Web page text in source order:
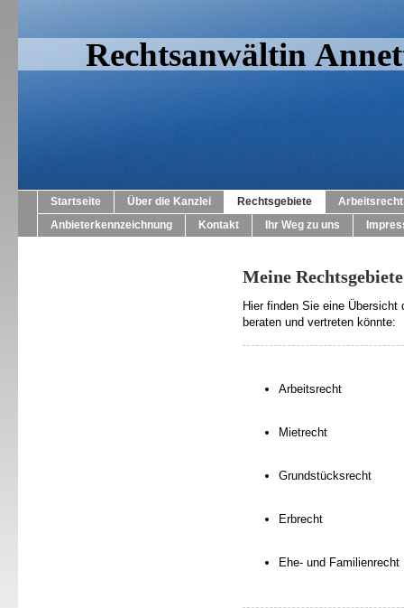
Rechtsanwältin
Startseite Über die Kanzlei Rechtsgebiete
Arbeitsrecht
Anbieterkennzeichnung
Kontakt Ihr Weg zu uns
Meine Rechtsgebiete
Hier finden Sie eine
beraten und vertreten könnte:
Arbeitsrecht
Mietrecht
Grundstücksrecht
Erbrecht
Ehe- und Familienrecht